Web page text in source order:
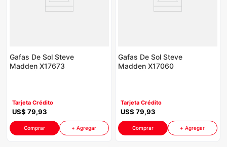
Gafas De Sol Steve
Madden X17673
Tarjeta Crédito
US$ 79,93
Comprar + Agregar
Gafas De Sol Steve
Madden X17060
Tarjeta Crédito
US$ 79,93
Comprar + Agregar
iphone